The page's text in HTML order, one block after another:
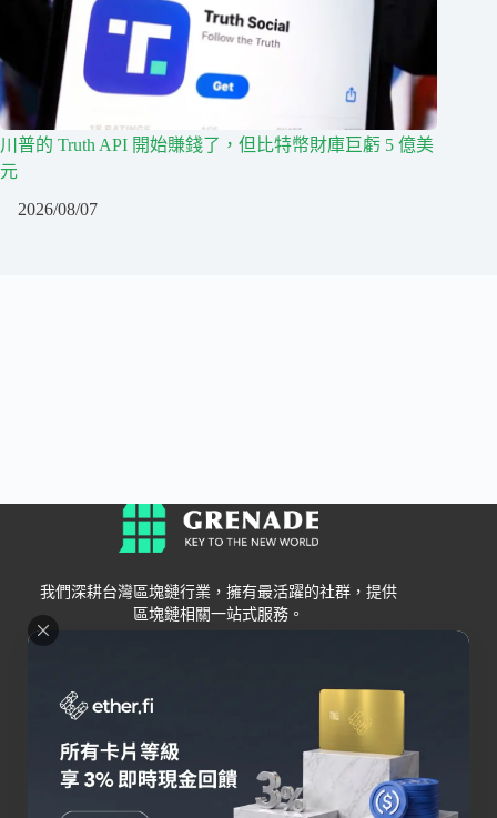
川普的 Truth API 開始賺錢了，但比特幣財庫巨虧 5 億美
元
2026/08/07
我們深耕台灣區塊鏈行業，擁有最活躍的社群，提供
區塊鏈相關一站式服務。
Grenade
關於我們
聯絡我們
錢包
交易所
Bybit
OKX
HOYA BIT